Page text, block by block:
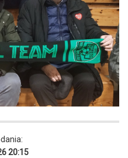
20:15